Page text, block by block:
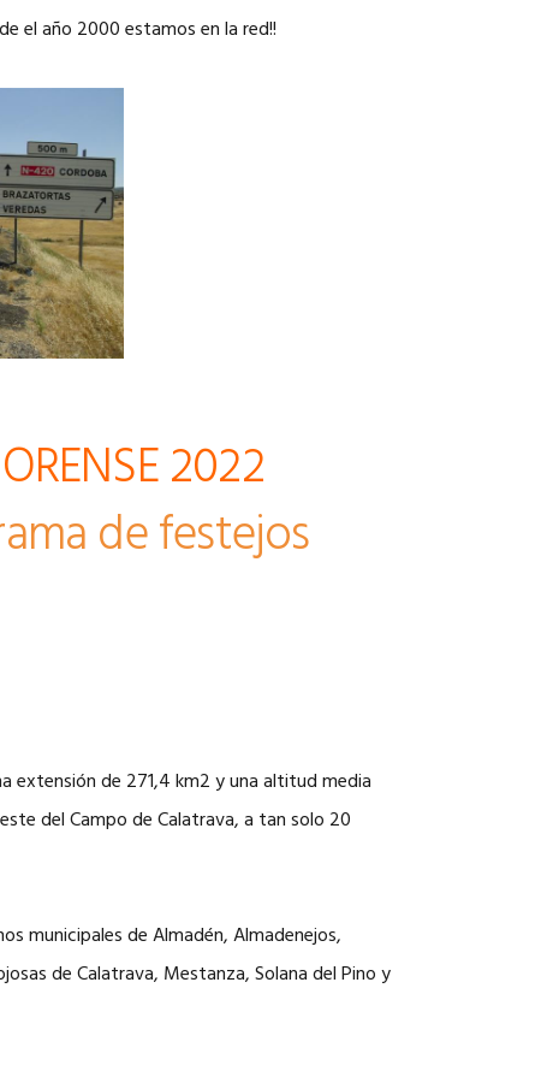
el año 2000 estamos en la red!!
2022
de festejos
extensión de 271,4 km2 y una altitud media
del Campo de Calatrava, a tan solo 20
municipales de Almadén, Almadenejos,
de Calatrava, Mestanza, Solana del Pino y